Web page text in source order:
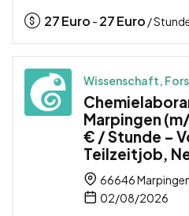
27Euro - 27Euro /
Wissenschaft,
Marpingen
€ / Stunde –
Teilzeitjob,
66646
02/08/2026